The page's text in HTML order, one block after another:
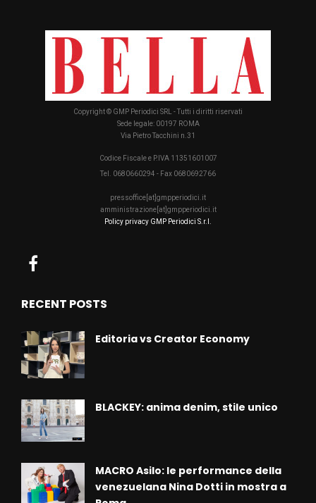
Copyright © GMP Periodici SRL - Tutti i diritti riservati
Sede legale: 00197 ROMA
Via Pietro Tacchini n.31
Codice Fiscale e P.IVA 11351601007
Tel. 0680660294 - Fax 0680692766
pressoffice[at]gmpperiodici.it
amministrazione[at]gmpperiodici.it
Policy privacy GMP Periodici S.r.l.
RECENT POSTS
Editoria vs Creator Economy
BLACKEY: anima denim, stile unico
MACRO Asilo: le performance della
venezuelana Nina Dotti in mostra a